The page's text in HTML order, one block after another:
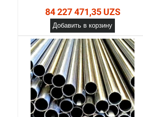
84 227 471,35 UZS
Добавить в корзину